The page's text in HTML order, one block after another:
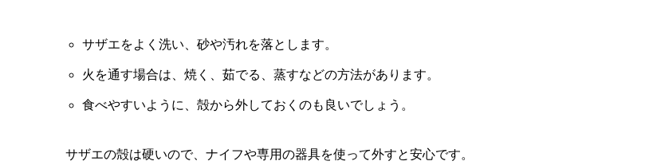
サザエをよく洗い、砂や汚れを落とします。
火を通す場合は、焼く、茹でる、蒸すなどの方法があります。
食べやすいように、殻から外しておくのも良いでしょう。
サザエの殻は硬いので、ナイフや専用の器具を使って外すと安心です。